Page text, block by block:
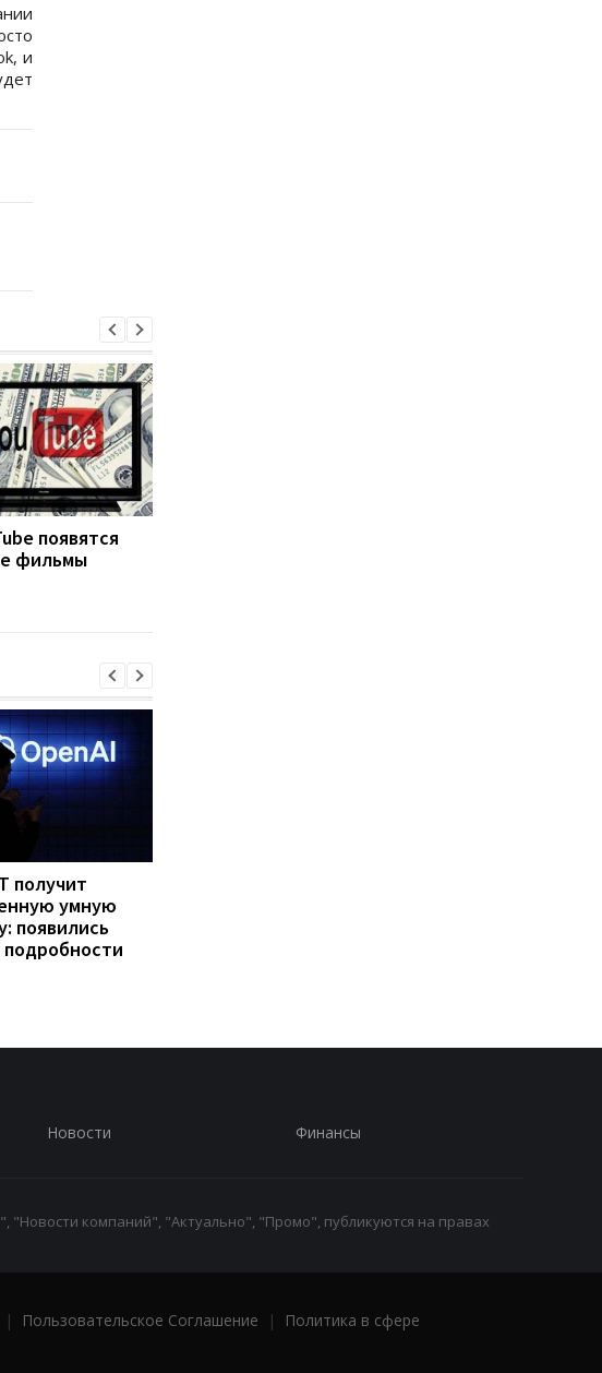
и
появятся
фильмы
получит
умную
появились
Новости Финансы
компаний", "Актуально", "Промо", публикуются на правах
| Пользовательское Соглашение |
Политика в сфере